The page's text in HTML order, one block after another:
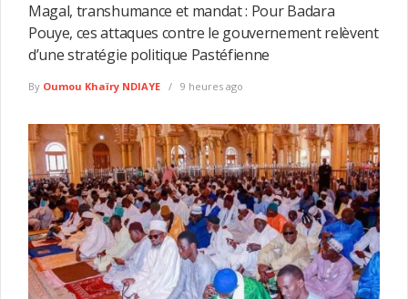
Magal, transhumance et mandat : Pour Badara
Pouye, ces attaques contre le gouvernement relèvent
d’une stratégie politique Pastéfienne
By Oumou Khaïry NDIAYE 9 heures ago